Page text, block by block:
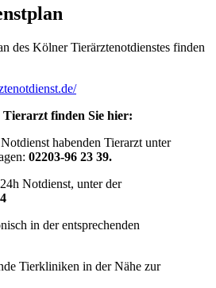
des Kölner Tierärztenotdienstes finden
Tierarzt finden Sie hier:
habenden Tierarzt unter
02203-96 23 39.
Notdienst, unter der
in der entsprechenden
Tierkliniken in der Nähe zur